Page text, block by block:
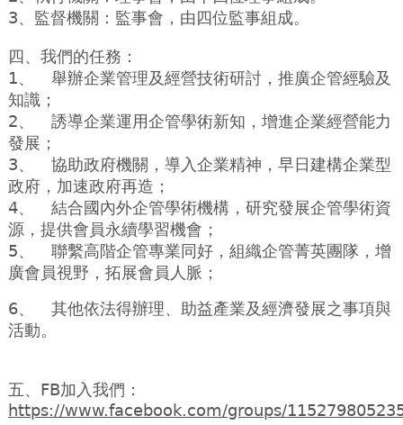
3、監督機關：監事會，由四位監事組成。
四、我們的任務：
1、
舉辦企業管理及經營技術研討，推廣企管經驗及
知識；
2、
誘導企業運用企管學術新知，增進企業經營能力
發展；
3、
協助政府機關，導入企業精神，早日建構企業型
政府，加速政府再造；
4、
結合國內外企管學術機構，研究發展企管學術資
源，提供會員永續學習機會；
5、
聯繫高階企管專業同好，組織企管菁英團隊，增
廣會員視野，拓展會員人脈；
6、
其他依法得辦理、助益產業及經濟發展之事項與
活動。
五、FB加入我們：
https://www.facebook.com/groups/